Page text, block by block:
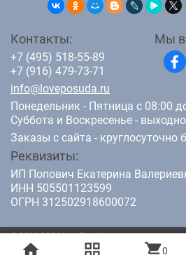
home grid_view shopping_cart0
Контакты:
+7 (495) 518-55-89
+7 (916) 479-73-71
info@loveposuda.ru
Понедельник - Пятница с 08:00
Суббота и Воскресенье -
Заказы с сайта - круглосуточно
Реквизиты:
ИП Попович Екатерина
ИНН 505501123599
ОГРН 312502918600072
Мы в
© 2011-2026 LovePosuda.ru - интернет
Все права защищены.